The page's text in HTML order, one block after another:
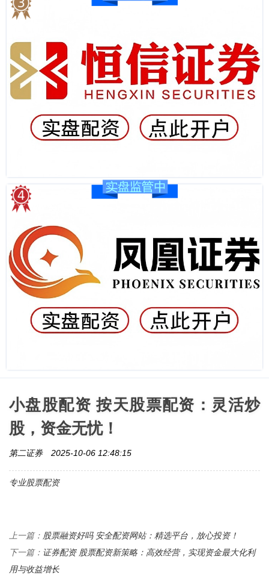
小盘股配资 按天股票配资：灵活炒
股，资金无忧！
第二证券 2025-10-06 12:48:15
专业股票配资
上一篇： 股票融资好吗 安全配资网站：精选平台，放心投资！
下一篇： 证券配资 股票配资新策略：高效经营，实现资金最大化利
用与收益增长